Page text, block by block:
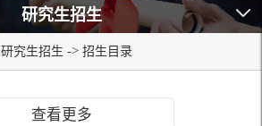
研究生招生
研究生招生 -> 招生目录
查看更多